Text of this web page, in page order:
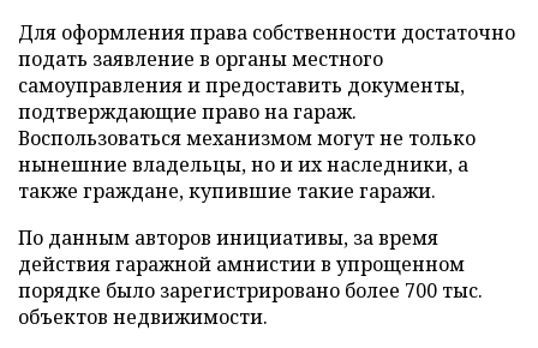
Для оформления права собственности достаточно
подать заявление в органы местного
самоуправления и предоставить документы,
подтверждающие право на гараж.
Воспользоваться механизмом могут не только
нынешние владельцы, но и их наследники, а
также граждане, купившие такие гаражи.
По данным авторов инициативы, за время
действия гаражной амнистии в упрощенном
порядке было зарегистрировано более 700 тыс.
объектов недвижимости.